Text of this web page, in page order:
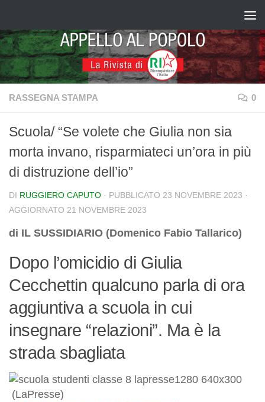
RASSEGNA STAMPA 0
Scuola/ “Se volete che Giulia non sia
morta invano, risparmiateci un’ora in più
di distruzione dell’io”
DI RUGGIERO CAPUTO · PUBBLICATO 23 NOVEMBRE 2023 ·
AGGIORNATO 21 NOVEMBRE 2023
di IL SUSSIDIARIO (Domenico Fabio Tallarico)
Dopo l’omicidio di Giulia
Cecchettin qualcuno parla di ora
aggiuntiva a scuola in cui
insegnare “relazioni”. Ma è la
strada sbagliata
(LaPresse)